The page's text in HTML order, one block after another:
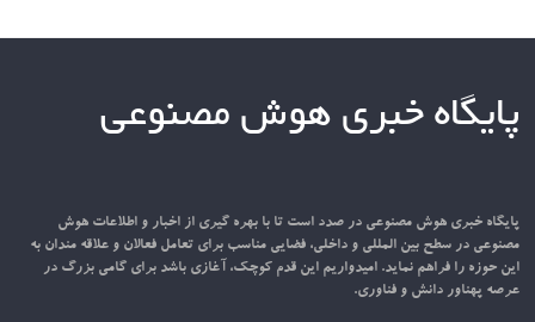
پایگاه خبری هوش مصنوعی
پایگاه خبری هوش مصنوعی در صدد است تا با بهره گیری از اخبار و اطلاعات هوش
مصنوعی در سطح بین المللی و داخلی، فضایی مناسب برای تعامل فعالان و علاقه مندان به
این حوزه را فراهم نماید. امیدواریم این قدم کوچک، آغازی باشد برای گامی بزرگ در
عرصه پهناور دانش و فناوری.